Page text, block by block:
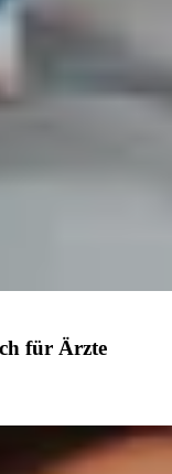
für Ärzte